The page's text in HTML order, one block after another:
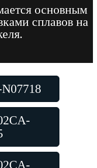
основным
сплавов на